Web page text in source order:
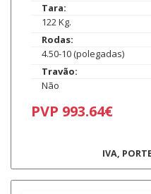
Tara:
122 Kg.
Rodas:
4.50-10 (polegadas)
Travão:
Não
PVP 993.64€
IVA,